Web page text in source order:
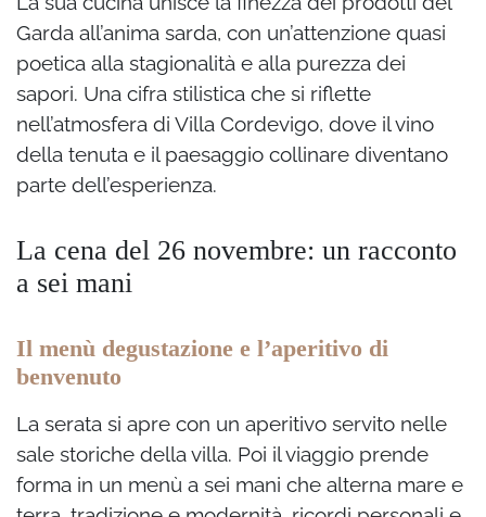
Garda all’anima sarda, con un’attenzione quasi
poetica alla stagionalità e alla purezza dei
sapori. Una cifra stilistica che si riflette
nell’atmosfera di Villa Cordevigo, dove il vino
della tenuta e il paesaggio collinare diventano
parte dell’esperienza.
La cena del 26 novembre: un racconto
a sei mani
Il menù degustazione e l’aperitivo di
benvenuto
La serata si apre con un aperitivo servito nelle
sale storiche della villa. Poi il viaggio prende
forma in un menù a sei mani che alterna mare e